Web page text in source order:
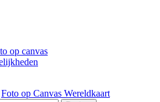
op canvas
Foto op Canvas Wereldkaart